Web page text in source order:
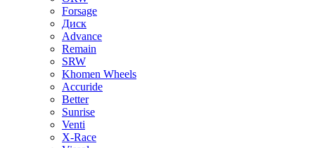
Forsage
Диск
Advance
Remain
SRW
Khomen Wheels
Accuride
Better
Sunrise
Venti
X-Race